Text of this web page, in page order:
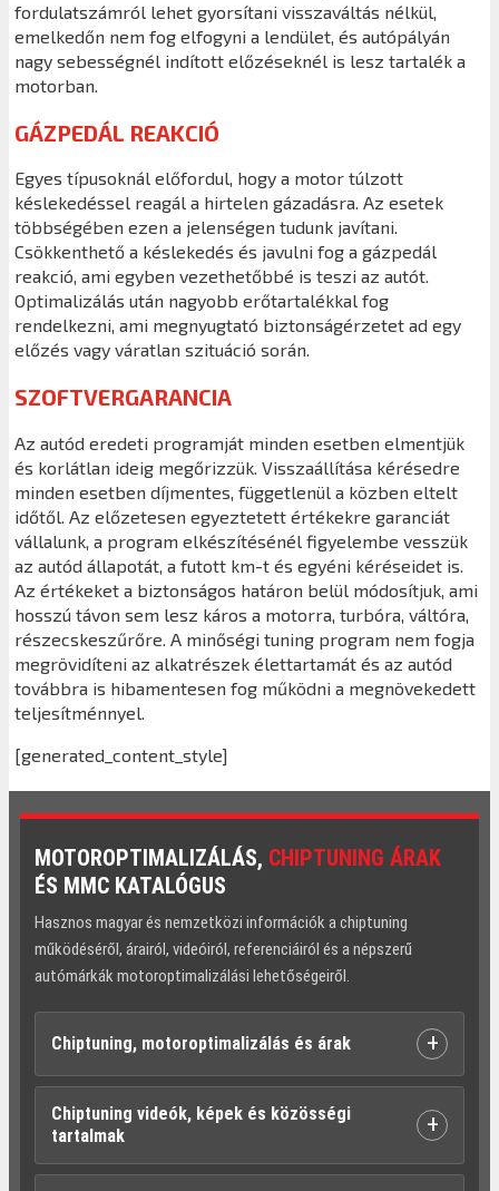
fordulatszámról lehet gyorsítani visszaváltás nélkül,
emelkedőn nem fog elfogyni a lendület, és autópályán
nagy sebességnél indított előzéseknél is lesz tartalék a
motorban.
GÁZPEDÁL REAKCIÓ
Egyes típusoknál előfordul, hogy a motor túlzott
késlekedéssel reagál a hirtelen gázadásra. Az esetek
többségében ezen a jelenségen tudunk javítani.
Csökkenthető a késlekedés és javulni fog a gázpedál
reakció, ami egyben vezethetőbbé is teszi az autót.
Optimalizálás után nagyobb erőtartalékkal fog
rendelkezni, ami megnyugtató biztonságérzetet ad egy
előzés vagy váratlan szituáció során.
SZOFTVERGARANCIA
Az autód eredeti programját minden esetben elmentjük
és korlátlan ideig megőrizzük. Visszaállítása kérésedre
minden esetben díjmentes, függetlenül a közben eltelt
időtől. Az előzetesen egyeztetett értékekre garanciát
vállalunk, a program elkészítésénél figyelembe vesszük
az autód állapotát, a futott km-t és egyéni kéréseidet is.
Az értékeket a biztonságos határon belül módosítjuk, ami
hosszú távon sem lesz káros a motorra, turbóra, váltóra,
részecskeszűrőre. A minőségi tuning program nem fogja
megrövidíteni az alkatrészek élettartamát és az autód
továbbra is hibamentesen fog működni a megnövekedett
teljesítménnyel.
[generated_content_style]
MOTOROPTIMALIZÁLÁS, CHIPTUNING ÁRAK
ÉS MMC KATALÓGUS
Hasznos magyar és nemzetközi információk a chiptuning
működéséről, árairól, videóiról, referenciáiról és a népszerű
autómárkák motoroptimalizálási lehetőségeiről.
Chiptuning, motoroptimalizálás és árak +
Chiptuning videók, képek és közösségi
tartalmak
+